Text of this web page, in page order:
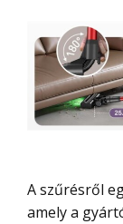
A szűrésről egy hatlépcsős rendszer gondoskodik,
amely a